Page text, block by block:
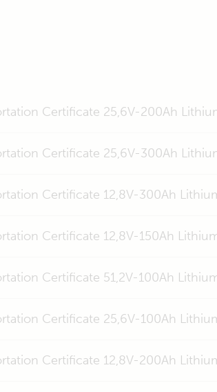
Certificate 25,6V-200Ah
Certificate 25,6V-300Ah
Certificate 12,8V-300Ah
Certificate 12,8V-150Ah
Certificate 51,2V-100Ah
Certificate 25,6V-100Ah
Certificate 12,8V-200Ah